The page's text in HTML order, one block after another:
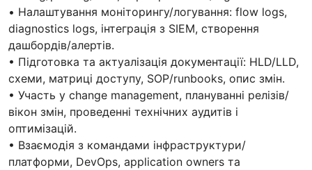
• Налаштування моніторингу/логування: flow logs,
diagnostics logs, інтеграція з SIEM, створення
дашбордів/алертів.
• Підготовка та актуалізація документації: HLD/LLD,
схеми, матриці доступу, SOP/runbooks, опис змін.
• Участь у change management, плануванні релізів/
вікон змін, проведенні технічних аудитів і
оптимізацій.
• Взаємодія з командами інфраструктури/
платформи, DevOps, application owners та